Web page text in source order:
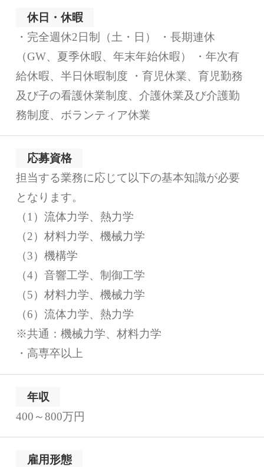
休日・休暇
・完全週休2日制（土・日） ・長期連休
（GW、夏季休暇、年末年始休暇） ・年次有
給休暇、半日休暇制度 ・育児休業、育児勤務
及び子の看護休業制度、介護休業及び介護勤
務制度、ボランティア休業
応募資格
担当する業務に応じて以下の基本知識が必要
となります。
（1）流体力学、熱力学
（2）材料力学、機械力学
（3）機構学
（4）音響工学、制御工学
（5）材料力学、機械力学
（6）流体力学、熱力学
※共通：機械力学、材料力学
・高専卒以上
年収
400～800万円
雇用形態